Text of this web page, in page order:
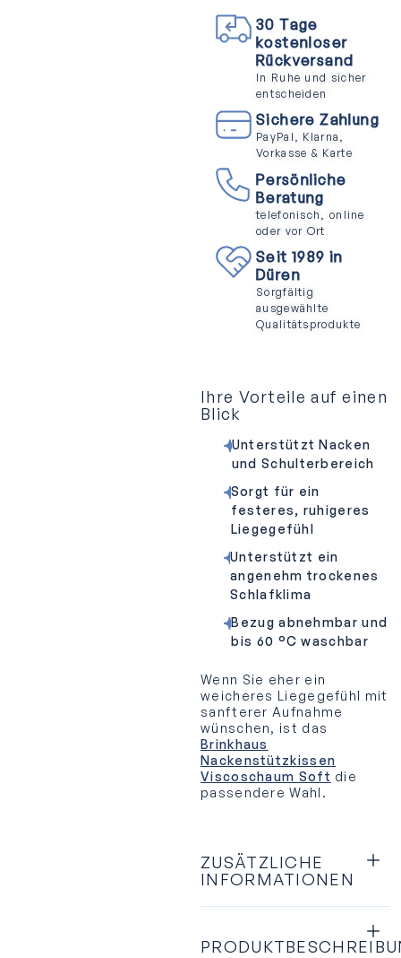
30 Tage
kostenloser
Rückversand
In Ruhe und sicher
entscheiden
Sichere Zahlung
PayPal, Klarna,
Vorkasse & Karte
Persönliche
Beratung
telefonisch, online
oder vor Ort
Seit 1989 in
Düren
Sorgfältig
ausgewählte
Qualitätsprodukte
Ihre Vorteile auf einen
Blick
Unterstützt Nacken
und Schulterbereich
Sorgt für ein
festeres, ruhigeres
Liegegefühl
Unterstützt ein
angenehm trockenes
Schlafklima
Bezug abnehmbar und
bis 60 °C waschbar
Wenn Sie eher ein
weicheres Liegegefühl mit
sanfterer Aufnahme
wünschen, ist das
Brinkhaus
Nackenstützkissen
Viscoschaum Soft die
passendere Wahl.
ZUSÄTZLICHE
INFORMATIONEN